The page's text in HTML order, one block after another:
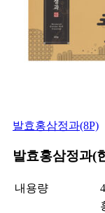
발효홍삼정과(8P)
발효홍삼정과(
내용량